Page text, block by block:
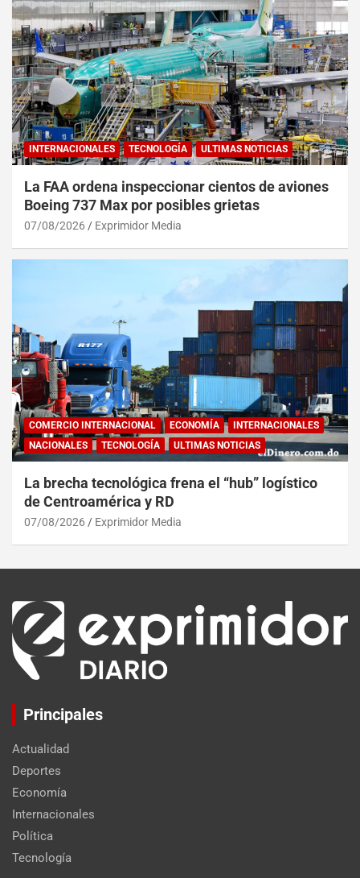
INTERNACIONALES TECNOLOGÍA ULTIMAS NOTICIAS
La FAA ordena inspeccionar cientos de aviones
Boeing 737 Max por posibles grietas
07/08/2026 Exprimidor Media
COMERCIO INTERNACIONAL ECONOMÍA
INTERNACIONALES
NACIONALES
TECNOLOGÍA ULTIMAS NOTICIAS
La brecha tecnológica frena el “hub” logístico
de Centroamérica y RD
07/08/2026 Exprimidor Media
Principales
Actualidad
Deportes
Economía
Internacionales
Política
Tecnología